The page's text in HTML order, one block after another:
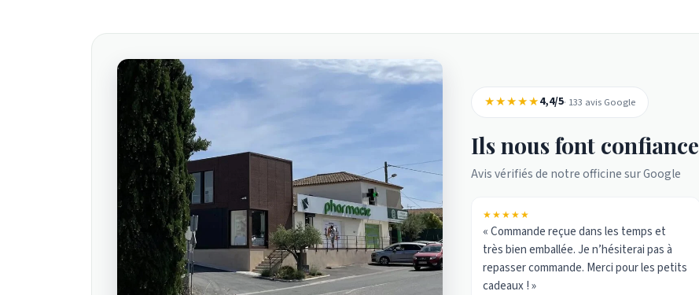
★★★★★4,4/5· 133 avis Google
Ils nous font confiance
Avis vérifiés de notre officine sur Google
★★★★★
« Commande reçue dans les temps et
très bien emballée. Je n’hésiterai pas à
repasser commande. Merci pour les petits
cadeaux ! »